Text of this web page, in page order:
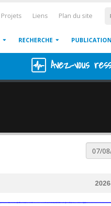
Projets Liens Plan du site
RECHERCHE
Avez-vous